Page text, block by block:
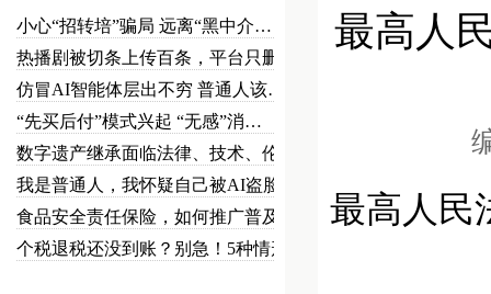
小心“招转培”骗局 远离“黑中介…
热播剧被切条上传百条，平台只删不…
仿冒AI智能体层出不穷 普通人该…
“先买后付”模式兴起 “无感”消…
数字遗产继承面临法律、技术、伦理…
我是普通人，我怀疑自己被AI盗脸…
食品安全责任保险，如何推广普及？
个税退税还没到账？别急！5种情形…
最高人
最高人民